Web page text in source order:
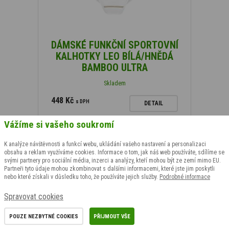
DÁMSKÉ FUNKČNÍ SPORTOVNÍ
KALHOTKY LEO BÍLÁ/HNĚDÁ
BAMBOO ULTRA
Skladem
448 Kč s DPH DETAIL
Pohodlné dámské sportovní kalhotky LEO Bamboo
Ultra. Skvělý odvod vlhkosti, termoregulace a…
Vážíme si vašeho soukromí
K analýze návštěvnosti a funkcí webu, ukládání vašeho nastavení a personalizaci
obsahu a reklam využíváme cookies. Informace o tom, jak náš web používáte, sdílíme se
svými partnery pro sociální média, inzerci a analýzy, kteří mohou být ze zemí mimo EU.
Partneři tyto údaje mohou zkombinovat s dalšími informacemi, které jste jim poskytli
nebo které získali v důsledku toho, že používáte jejich služby. Podrobné informace
Spravovat cookies
POUZE NEZBYTNÉ COOKIES PŘIJMOUT VŠE